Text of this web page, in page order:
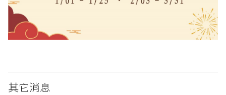
其它消息